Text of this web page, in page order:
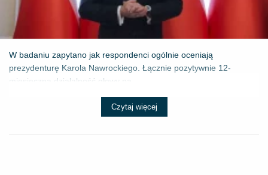
W badaniu zapytano jak respondenci ogólnie oceniają
prezydenturę Karola Nawrockiego. Łącznie pozytywnie 12-
miesięczną działalność głowy pa...
Czytaj więcej